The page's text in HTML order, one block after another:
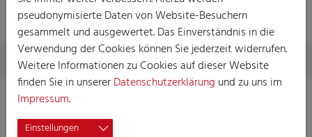
VERANSTALTUNG
Skip to main content
You are here:
Home Session Veranstaltungen Veranstaltung
Mädchensitzung
pseudonymisierte Daten von Website-Besuchern
gesammelt und ausgewertet. Das Einverständnis in die
Verwendung der Cookies können Sie jederzeit widerrufen.
Weitere Informationen zu Cookies auf dieser Website
finden Sie in unsererDatenschutzerklärung und zu uns im
Impressum.
Einstellungen